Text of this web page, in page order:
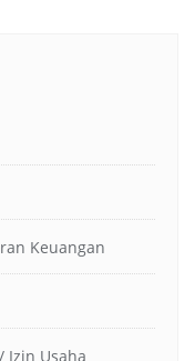
Keuangan
Izin Usaha